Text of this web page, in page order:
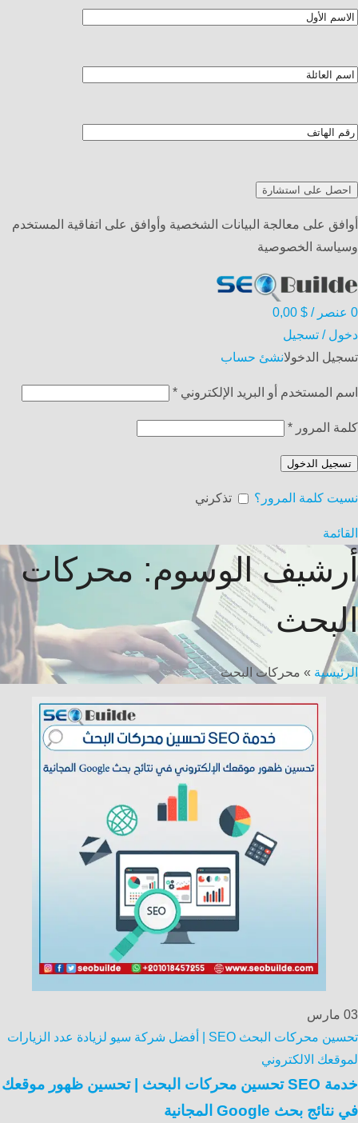
أوافق على معالجة البيانات الشخصية وأوافق على اتفاقية المستخدم
وسياسة الخصوصية
0 عنصر /
0,00 $
دخول / تسجيل
تسجيل الدخولانشئ حساب
اسم المستخدم أو البريد الإلكتروني *
كلمة المرور *
تسجيل الدخول
نسيت كلمة المرور؟ تذكرني
القائمة
أرشيف الوسوم: محركات
البحث
الرئيسية » محركات البحث
03 مارس
تحسين محركات البحث SEO | أفضل شركة سيو لزيادة عدد الزيارات
لموقعك الالكتروني
خدمة SEO تحسين محركات البحث | تحسين ظهور موقعك
في نتائج بحث Google المجانية